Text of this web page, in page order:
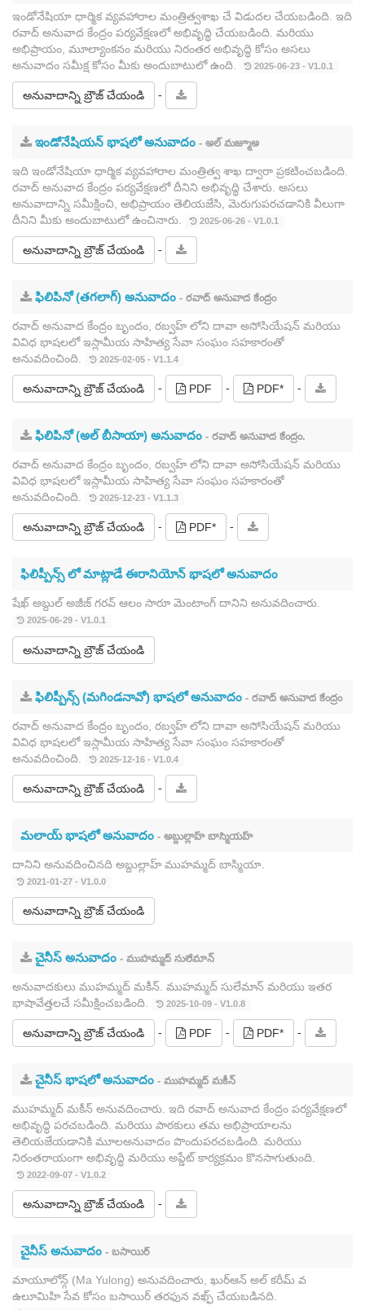
ఇండోనేషియా ధార్మిక వ్యవహారాల మంత్రిత్వశాఖ చే విడుదల చేయబడింది. ఇది
రవాద్ అనువాద కేంద్రం పర్యవేక్షణలో అభివృద్ధి చేయబడింది. మరియు
అభిప్రాయం, మూల్యాంకనం మరియు నిరంతర అభివృద్ధి కోసం అసలు
అనువాదం సమీక్ష కోసం మీకు అందుబాటులో ఉంది.
2025-06-23 - V1.0.1
అనువాదాన్ని బ్రౌజ్ చేయండి -
ఇండోనేషియన్ భాషలో అనువాదం - అల్ మజ్మూఅ
ఇది ఇండోనేషియా ధార్మిక వ్యవహారాల మంత్రిత్వ శాఖ ద్వారా ప్రకటించబడింది.
రవాద్ అనువాద కేంద్రం పర్యవేక్షణలో దీనిని అభివృద్ధి చేశారు. అసలు
అనువాదాన్ని సమీక్షించి, అభిప్రాయం తెలియజేసి, మెరుగుపరచడానికి వీలుగా
దీనిని మీకు అందుబాటులో ఉంచినారు.
2025-06-26 - V1.0.1
అనువాదాన్ని బ్రౌజ్ చేయండి -
ఫిలిపినో (తగలాగ్) అనువాదం - రవాద్ అనువాద కేంద్రం
రవాద్ అనువాద కేంద్రం బృందం, రబ్వహ్ లోని దావా అసోసియేషన్ మరియు
వివిధ భాషలలో ఇస్లామీయ సాహిత్య సేవా సంఘం సహకారంతో
అనువదించింది.
2025-02-05 - V1.1.4
అనువాదాన్ని బ్రౌజ్ చేయండి - PDF - PDF* -
ఫిలిపినో (అల్ బీసాయా) అనువాదం - రవాద్ అనువాద కేంద్రం.
రవాద్ అనువాద కేంద్రం బృందం, రబ్వహ్ లోని దావా అసోసియేషన్ మరియు
వివిధ భాషలలో ఇస్లామీయ సాహిత్య సేవా సంఘం సహకారంతో
అనువదించింది.
2025-12-23 - V1.1.3
అనువాదాన్ని బ్రౌజ్ చేయండి - PDF* -
ఫిలిప్పీన్స్ లో మాట్లాడే ఈరానియోన్ భాషలో అనువాదం
షేఖ్ అబ్దుల్ అజీజ్ గరవ్ ఆలం సారూ మెంటాంగ్ దానిని అనువదించారు.
2025-06-29 - V1.0.1
అనువాదాన్ని బ్రౌజ్ చేయండి
ఫిలిప్పీన్స్ (మగిండనావో) భాషలో అనువాదం - రవాద్ అనువాద కేంద్రం
రవాద్ అనువాద కేంద్రం బృందం, రబ్వహ్ లోని దావా అసోసియేషన్ మరియు
వివిధ భాషలలో ఇస్లామీయ సాహిత్య సేవా సంఘం సహకారంతో
అనువదించింది.
2025-12-16 - V1.0.4
అనువాదాన్ని బ్రౌజ్ చేయండి -
మలాయ్ భాషలో అనువాదం - అబ్దుల్లాహ్ బాస్మియహ్
దానిని అనువదించినది అబ్దుల్లాహ్ ముహమ్మద్ బాస్మియా.
2021-01-27 - V1.0.0
అనువాదాన్ని బ్రౌజ్ చేయండి
చైనీస్ అనువాదం - ముహమ్మద్ సులేమాన్
అనువాదకులు ముహమ్మద్ మకీన్. ముహమ్మద్ సులేమాన్ మరియు ఇతర
భాషావేత్తలచే సమీక్షించబడింది.
2025-10-09 - V1.0.8
అనువాదాన్ని బ్రౌజ్ చేయండి - PDF - PDF* -
చైనీస్ భాషలో అనువాదం - ముహమ్మద్ మకీన్
ముహమ్మద్ మకీన్ అనువదించారు. ఇది రవాద్ అనువాద కేంద్రం పర్యవేక్షణలో
అభివృద్ధి పరచబడింది. మరియు పాఠకులు తమ అభిప్రాయాలను
తెలియజేయడానికి మూలఅనువాదం పొందుపరచబడింది. మరియు
నిరంతరాయంగా అభివృద్ధి మరియు అప్డేట్ కార్యక్రమం కొనసాగుతుంది.
2022-09-07 - V1.0.2
అనువాదాన్ని బ్రౌజ్ చేయండి -
చైనీస్ అనువాదం - బసాయిర్
మాయూలోన్గ్ (Ma Yulong) అనువదించారు, ఖుర్ఆన్ అల్ కరీమ్ వ
ఉలూమిహి సేవ కోసం బసాయిర్ తరఫున వఖ్ఫ్ చేయబడినది.